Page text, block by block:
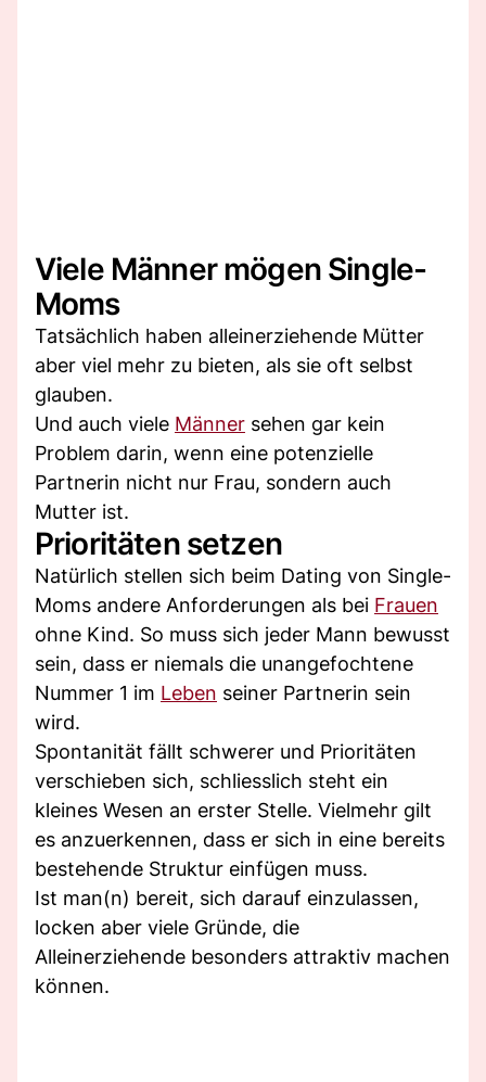
Viele Männer mögen Single-
Moms
Tatsächlich haben alleinerziehende Mütter
aber viel mehr zu bieten, als sie oft selbst
glauben.
Und auch viele Männer sehen gar kein
Problem darin, wenn eine potenzielle
Partnerin nicht nur Frau, sondern auch
Mutter ist.
Prioritäten setzen
Natürlich stellen sich beim Dating von Single-
Moms andere Anforderungen als bei Frauen
ohne Kind. So muss sich jeder Mann bewusst
sein, dass er niemals die unangefochtene
Nummer 1 im Leben seiner Partnerin sein
wird.
Spontanität fällt schwerer und Prioritäten
verschieben sich, schliesslich steht ein
kleines Wesen an erster Stelle. Vielmehr gilt
es anzuerkennen, dass er sich in eine bereits
bestehende Struktur einfügen muss.
Ist man(n) bereit, sich darauf einzulassen,
locken aber viele Gründe, die
Alleinerziehende besonders attraktiv machen
können.